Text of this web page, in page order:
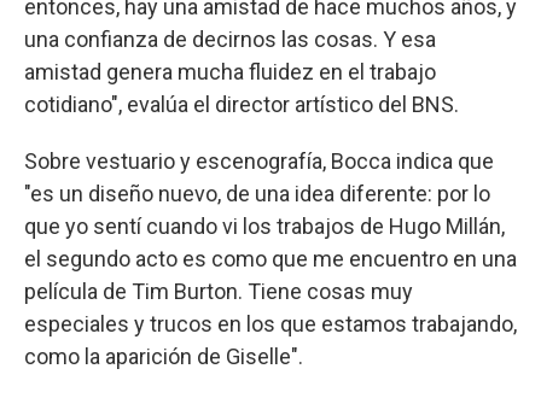
entonces, hay una amistad de hace muchos años, y
una confianza de decirnos las cosas. Y esa
amistad genera mucha fluidez en el trabajo
cotidiano", evalúa el director artístico del BNS.
Sobre vestuario y escenografía, Bocca indica que
"es un diseño nuevo, de una idea diferente: por lo
que yo sentí cuando vi los trabajos de Hugo Millán,
el segundo acto es como que me encuentro en una
película de Tim Burton. Tiene cosas muy
especiales y trucos en los que estamos trabajando,
como la aparición de Giselle".